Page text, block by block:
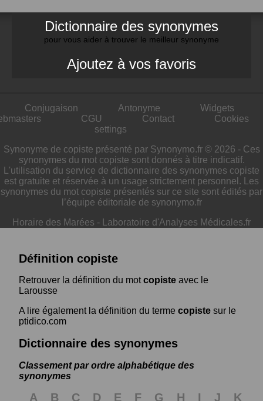
Dictionnaire des synonymes
pour vous aider à trouver le meilleur synonyme
Ajoutez à vos favoris
Conjugaison Antonyme
Widgets
CGU Contact
Cookies
settings
Synonyme de copiste présenté par Synonymo.fr © 2026 - Ces
synonymes du mot copiste sont donnés à titre indicatif.
L'utilisation du service de dictionnaire des synonymes copiste
est gratuite et réservée à un usage strictement personnel. Les
synonymes du mot copiste présentés sur ce site sont édités par
l’équipe éditoriale de synonymo.fr
Horaire des Marées - Laboratoire d'Analyses Médicales.fr
Définition copiste
Retrouver la définition du motcopiste avec le
Larousse
A lire également la définition du terme copiste sur le
ptidico.com
Dictionnaire des synonymes
Classement par ordre alphabétique des
synonymes
A B C D E F G H I J K